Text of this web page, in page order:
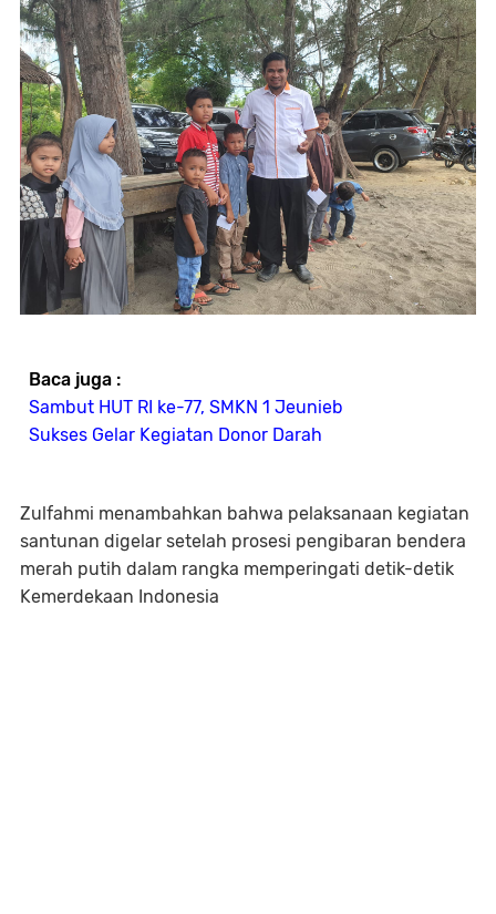
Baca juga :
Sambut HUT RI ke-77, SMKN 1 Jeunieb
Sukses Gelar Kegiatan Donor Darah
Zulfahmi menambahkan bahwa pelaksanaan kegiatan
santunan digelar setelah prosesi pengibaran bendera
merah putih dalam rangka memperingati detik-detik
Kemerdekaan Indonesia